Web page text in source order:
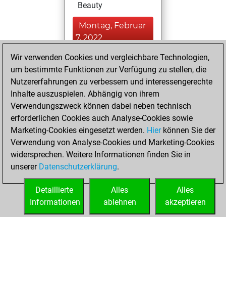
Beauty
Montag, Februar
7, 2022
You achieved a
BeautyScore of 15
Fritz
achieved a new Elo
of 1570
Donnerstag,
Januar 27, 2022
You created
your Fritz account
Wir verwenden Cookies und vergleichbare Technologien,
um bestimmte Funktionen zur Verfügung zu stellen, die
Nutzererfahrungen zu verbessern und interessengerechte
Inhalte auszuspielen. Abhängig von ihrem
Verwendungszweck können dabei neben technisch
erforderlichen Cookies auch Analyse-Cookies sowie
Marketing-Cookies eingesetzt werden. Hierkönnen Sie der
Verwendung von Analyse-Cookies und Marketing-Cookies
widersprechen. Weitere Informationen finden Sie in
unserer Datenschutzerklärung.
Alles
akzeptieren
Alles
ablehnen
Detaillierte
Informationen